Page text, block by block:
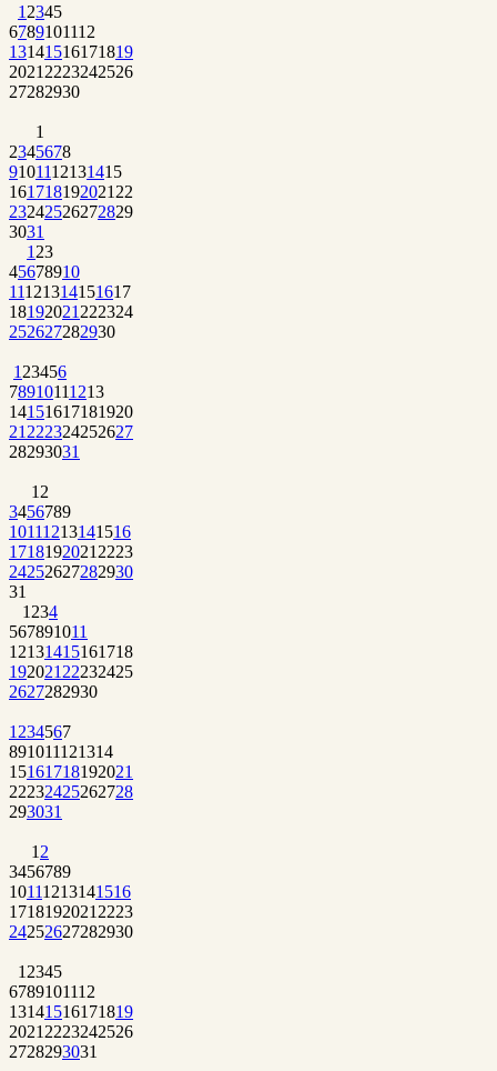
1 2345
6789101112
13141516171819
2021 2223242526
27282930
1
2345678
9101112131415
161718192021 22
23242526272829
3031
1 23
45678910
11121314151617
18192021 222324
252627282930
1 23456
78910111213
14151617181920
21 222324252627
28293031
1 2
3456789
10111213141516
1718192021 2223
24252627282930
31
1 234
567891011
12131415161718
192021 22232425
2627282930
1 234567
891011121314
15161718192021
22232425262728
293031
1 2
3456789
10111213141516
1718192021 2223
24252627282930
1 2345
6789101112
13141516171819
2021 2223242526
2728293031